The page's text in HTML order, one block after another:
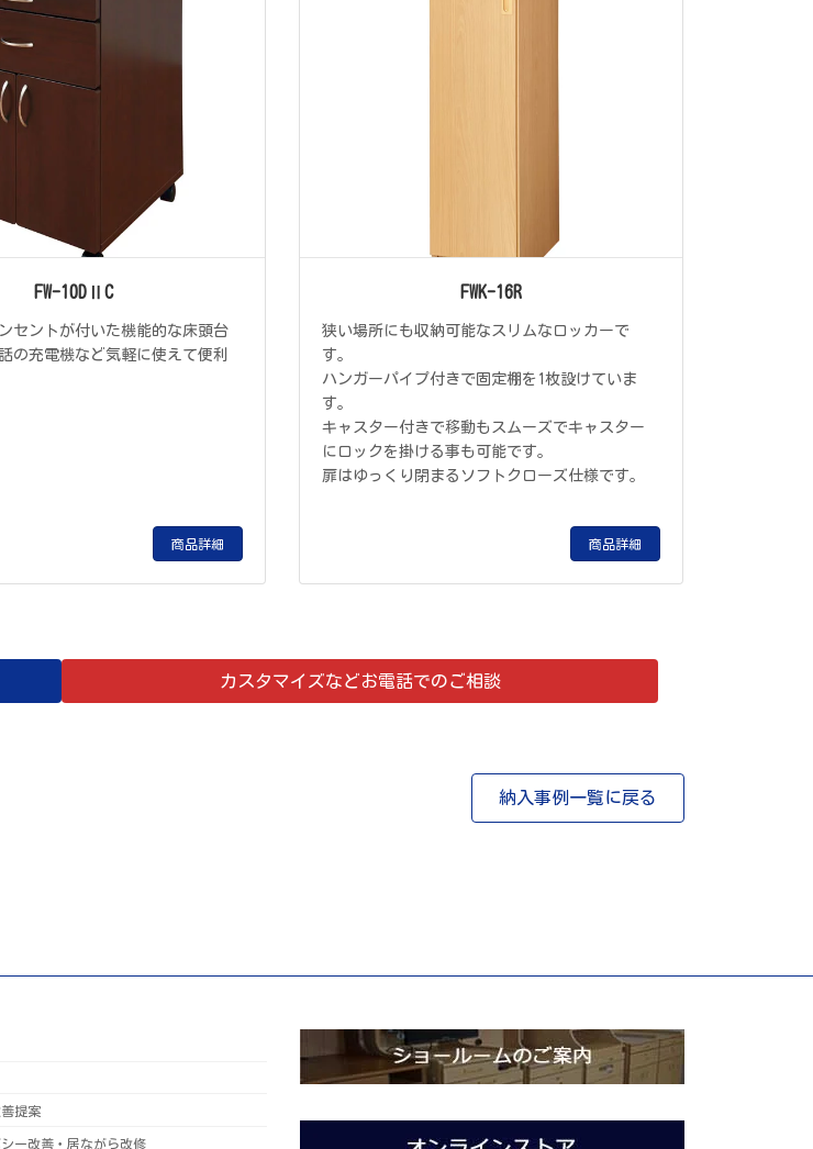
FW-10DⅡC
セントが付いた機能的な床頭台
の充電機など気軽に使えて便利
商品詳細
FWK-16R
狭い場所にも収納可能なスリムなロッカーで
す。
ハンガーパイプ付きで固定棚を1枚設けていま
す。
キャスター付きで移動もスムーズでキャスター
にロックを掛ける事も可能です。
扉はゆっくり閉まるソフトクローズ仕様です。
商品詳細
カスタマイズなどお電話でのご相談
納入事例一覧に戻る
提案
ー改善・居ながら改修